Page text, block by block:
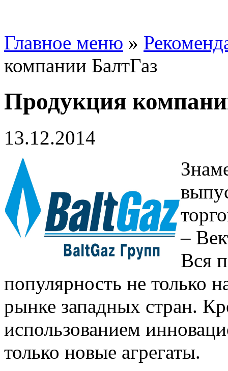
Главное меню »
компании БалтГаз
Продукция
13.12.2014
–
Вся
популярность не только
рынке западных стран.
использованием
только новые агрегаты.